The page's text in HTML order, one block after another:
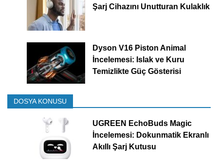
Şarj Cihazını Unutturan Kulaklık
Dyson V16 Piston Animal
İncelemesi: Islak ve Kuru
Temizlikte Güç Gösterisi
DOSYA KONUSU
UGREEN EchoBuds Magic
İncelemesi: Dokunmatik Ekranlı
Akıllı Şarj Kutusu